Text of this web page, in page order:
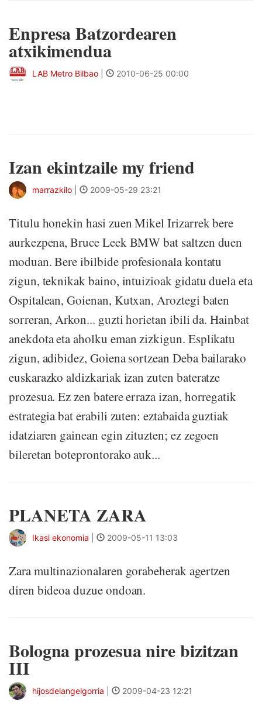
Enpresa Batzordearen
atxikimendua
LAB Metro Bilbao 2010-06-25 00:00
Izan ekintzaile my friend
marrazkilo 2009-05-29 23:21
Titulu honekin hasi zuen Mikel Irizarrek bere
aurkezpena, Bruce Leek BMW bat saltzen duen
moduan. Bere ibilbide profesionala kontatu
zigun, teknikak baino, intuizioak gidatu duela eta
Ospitalean, Goienan, Kutxan, Aroztegi baten
sorreran, Arkon... guzti horietan ibili da. Hainbat
anekdota eta aholku eman zizkigun. Esplikatu
zigun, adibidez, Goiena sortzean Deba bailarako
euskarazko aldizkariak izan zuten bateratze
prozesua. Ez zen batere erraza izan, horregatik
estrategia bat erabili zuten: eztabaida guztiak
idatziaren gainean egin zituzten; ez zegoen
bileretan boteprontorako auk...
PLANETA ZARA
Ikasi ekonomia 2009-05-11 13:03
Zara multinazionalaren gorabeherak agertzen
diren bideoa duzue ondoan.
Bologna prozesua nire bizitzan
III
hijosdelangelgorria 2009-04-23 12:21